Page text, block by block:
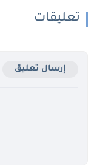
تعليقات
إرسال تعليق